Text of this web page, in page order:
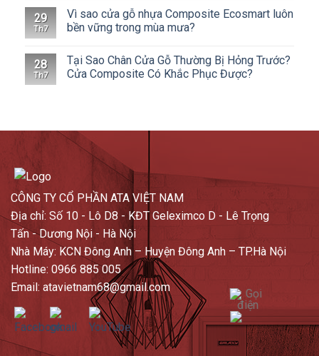
29
Th7
Vì sao cửa gỗ nhựa Composite Ecosmart luôn
bền vững trong mùa mưa?
28
Th7
Tại Sao Chân Cửa Gỗ Thường Bị Hỏng Trước?
Cửa Composite Có Khắc Phục Được?
CÔNG TY CỔ PHẦN ATA VIỆT NAM
Địa chỉ: Số 10 - Lô D8 - KĐT Geleximco D - Lê Trọng
Tấn - Dương Nội - Hà Nội
Nhà Máy: KCN Đông Anh – Huyện Đông Anh – TP.Hà Nội
Hotline: 0966 885 005
Email: atavietnam68@gmail.com